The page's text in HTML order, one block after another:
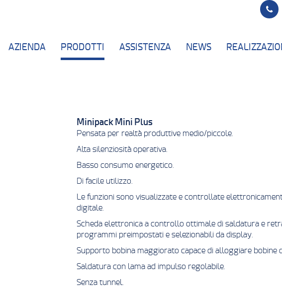
AZIENDA PRODOTTI ASSISTENZA NEWS
Minipack Mini Plus
Pensata per realtà produttive medio/piccole.
Alta silenziosità operativa.
Basso consumo energetico.
Di facile utilizzo.
Le funzioni sono visualizzate e controllate
digitale.
Scheda elettronica a controllo ottimale di saldatura e
programmi preimpostati e selezionabili da display.
Supporto bobina maggiorato capace di alloggiare bobine
Saldatura con lama ad impulso regolabile.
Senza tunnel.